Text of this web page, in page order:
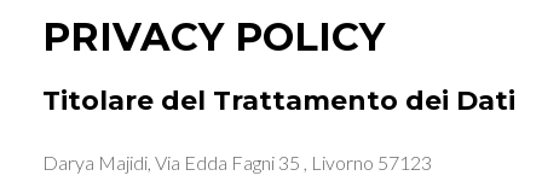
PRIVACY POLICY
Titolare del Trattamento dei Dati
Darya Majidi, Via Edda Fagni 35 , Livorno 57123